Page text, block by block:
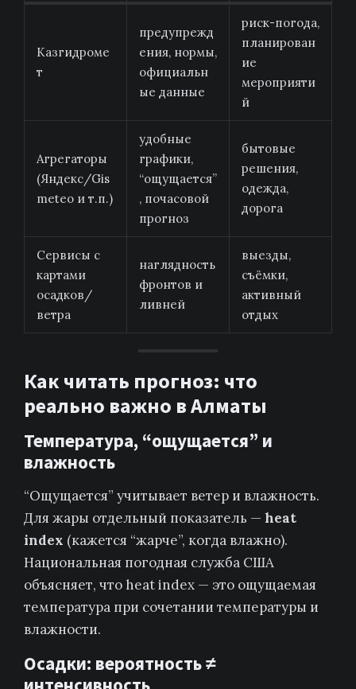
Казгидроме
т
предупрежд
ения, нормы,
официальн
ые данные
риск-погода,
планирован
ие
мероприяти
й
Агрегаторы
(Яндекс/Gis
meteo и т.п.)
удобные
графики,
“ощущается”
, почасовой
прогноз
бытовые
решения,
одежда,
дорога
Сервисы с
картами
осадков/
ветра
наглядность
фронтов и
ливней
выезды,
съёмки,
активный
отдых
Как читать прогноз: что
реально важно в Алматы
Температура, “ощущается” и
влажность
“Ощущается” учитывает ветер и влажность.
Для жары отдельный показатель — heat
index (кажется “жарче”, когда влажно).
Национальная погодная служба США
объясняет, что heat index — это ощущаемая
температура при сочетании температуры и
влажности.
Осадки: вероятность ≠